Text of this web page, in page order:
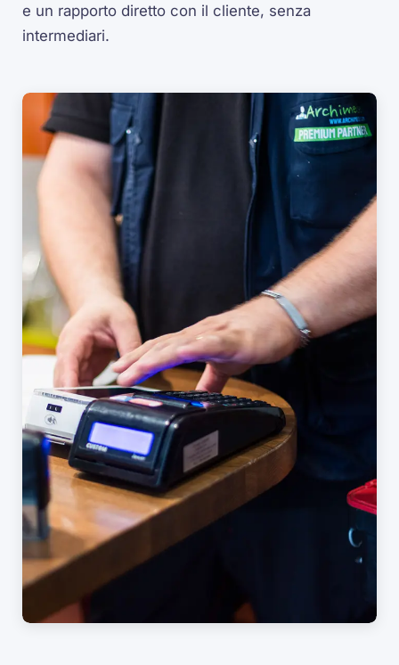
e un rapporto diretto con il cliente, senza
intermediari.